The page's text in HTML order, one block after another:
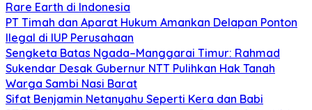
Rare Earth di Indonesia
PT Timah dan Aparat Hukum Amankan Delapan Ponton
Ilegal di IUP Perusahaan
Sengketa Batas Ngada–Manggarai Timur: Rahmad
Sukendar Desak Gubernur NTT Pulihkan Hak Tanah
Warga Sambi Nasi Barat
Sifat Benjamin Netanyahu Seperti Kera dan Babi